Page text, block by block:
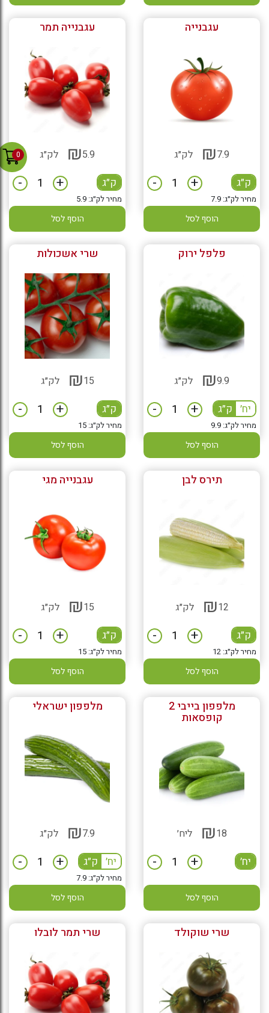
0
עגבנייה
7.9
₪ לק״ג
ק״ג +
-
מחיר לק״ג: 7.9
הוסף לסל
עגבנייה תמר
5.9
₪ לק״ג
ק״ג +
-
מחיר לק״ג: 5.9
הוסף לסל
פלפל ירוק
9.9
₪ לק״ג
יח׳ ק״ג +
-
מחיר לק״ג: 9.9
הוסף לסל
שרי אשכולות
15
₪ לק״ג
ק״ג +
-
מחיר לק״ג: 15
הוסף לסל
תירס לבן
12
₪ לק״ג
ק״ג +
-
מחיר לק״ג: 12
הוסף לסל
עגבנייה מגי
15
₪ לק״ג
ק״ג +
-
מחיר לק״ג: 15
הוסף לסל
מלפפון בייבי 2
קופסאות
18
₪ ליח׳
יח׳ +
-
הוסף לסל
מלפפון ישראלי
7.9
₪ לק״ג
יח׳ ק״ג +
-
מחיר לק״ג: 7.9
הוסף לסל
שרי שוקולד שרי תמר לובלו